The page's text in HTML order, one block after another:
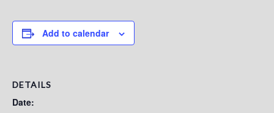
Add to calendar
DETAILS
Date: